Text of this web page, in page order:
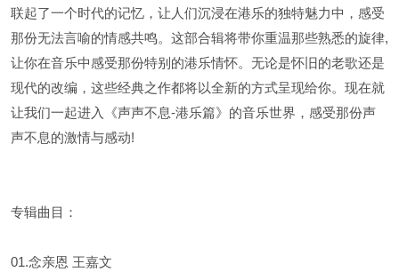
联起了一个时代的记忆，让人们沉浸在港乐的独特魅力中，感受
那份无法言喻的情感共鸣。这部合辑将带你重温那些熟悉的旋律,
让你在音乐中感受那份特别的港乐情怀。无论是怀旧的老歌还是
现代的改编，这些经典之作都将以全新的方式呈现给你。现在就
让我们一起进入《声声不息-港乐篇》的音乐世界，感受那份声
声不息的激情与感动!
专辑曲目：
01.念亲恩 王嘉文